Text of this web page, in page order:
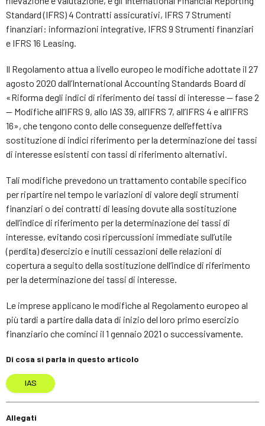
Standard (IFRS) 4 Contratti assicurativi, IFRS 7 Strumenti
finanziari: informazioni integrative, IFRS 9 Strumenti finanziari
e IFRS 16 Leasing.
Il Regolamento attua a livello europeo le modifiche adottate il 27
agosto 2020 dall’International Accounting Standards Board di
«Riforma degli indici di riferimento dei tassi di interesse — fase 2
— Modifiche all’IFRS 9, allo IAS 39, all’IFRS 7, all’IFRS 4 e all’IFRS
16», che tengono conto delle conseguenze dell’effettiva
sostituzione di indici riferimento per la determinazione dei tassi
di interesse esistenti con tassi di riferimento alternativi.
Tali modifiche prevedono un trattamento contabile specifico
per ripartire nel tempo le variazioni di valore degli strumenti
finanziari o dei contratti di leasing dovute alla sostituzione
dell’indice di riferimento per la determinazione dei tassi di
interesse, evitando così ripercussioni immediate sull’utile
(perdita) d’esercizio e inutili cessazioni delle relazioni di
copertura a seguito della sostituzione dell’indice di riferimento
per la determinazione dei tassi di interesse.
Le imprese applicano le modifiche al Regolamento europeo al
più tardi a partire dalla data di inizio del loro primo esercizio
finanziario che cominci il 1 gennaio 2021 o successivamente.
Di cosa si parla in questo articolo
IAS
Allegati